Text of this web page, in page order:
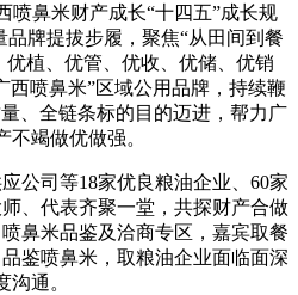
鼻米财产成长“十四五”成长规
牌提拔步履，聚焦“从田间到餐
植、优管、优收、优储、优销
西喷鼻米”区域公用品牌，持续鞭
、全链条标的目的迈进，帮力广
不竭做优做强。
司等18家优良粮油企业、60家
、代表齐聚一堂，共探财产合做
鼻米品鉴及洽商专区，嘉宾取餐
鉴喷鼻米，取粮油企业面临面深
沟通。